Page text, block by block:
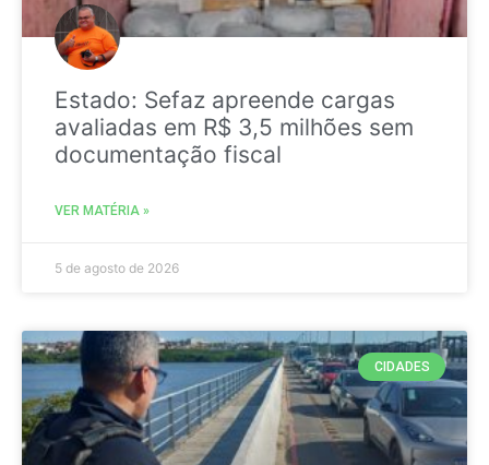
Estado: Sefaz apreende cargas
avaliadas em R$ 3,5 milhões sem
documentação fiscal
VER MATÉRIA »
5 de agosto de 2026
CIDADES